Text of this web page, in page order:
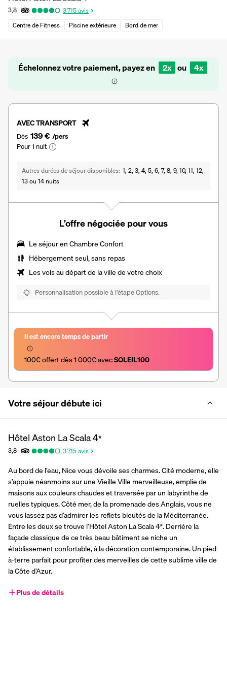
3,8 3 715avis
Centre de Fitness
Piscine extérieure Bord de mer
Échelonnez votre paiement, payez en 2x ou 4x
AVEC TRANSPORT
Dès 139 € /pers
Pour 1 nuit
Autres durées de séjour disponibles 1, 2, 3, 4, 5, 6, 7, 8, 9, 10, 11, 12,
13 ou 14 nuits
L’offre négociée pour vous
Le séjour enChambre Confort
Hébergement seul, sans repas
Les vols au départ de la ville de votre choix
Personnalisation possible à l’étape Options.
Il est encore temps de partir
100€ offert dès 1 000€ avec SOLEIL100
Votre séjour débute ici
Hôtel Aston La Scala4*
3,8 3 715avis
Au bord de l’eau, Nice vous dévoile ses charmes. Cité moderne, elle
s’appuie néanmoins sur une Vieille Ville merveilleuse, emplie de
maisons aux couleurs chaudes et traversée par un labyrinthe de
ruelles typiques. Côté mer, de la promenade des Anglais, vous ne
vous lassez pas d’admirer les reflets bleutés de la Méditerranée.
Entre les deux se trouve l’Hôtel Aston La Scala 4*. Derrière la
façade classique de ce très beau bâtiment se niche un
établissement confortable, à la décoration contemporaine. Un pied-
à-terre parfait pour profiter des merveilles de cette sublime ville de
la Côte d’Azur.
Plus de détails